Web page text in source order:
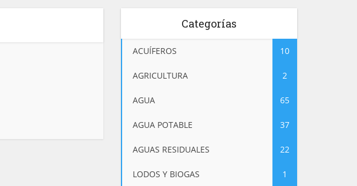
Categorías
ACUÍFEROS 10
AGRICULTURA 2
AGUA 65
AGUA POTABLE 37
AGUAS RESIDUALES 22
LODOS Y BIOGAS 1